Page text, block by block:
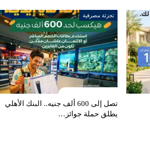
تجزئة مصرفية
تصل إلى 600 ألف جنيه.. البنك الأهلي
يطلق حملة جوائز…